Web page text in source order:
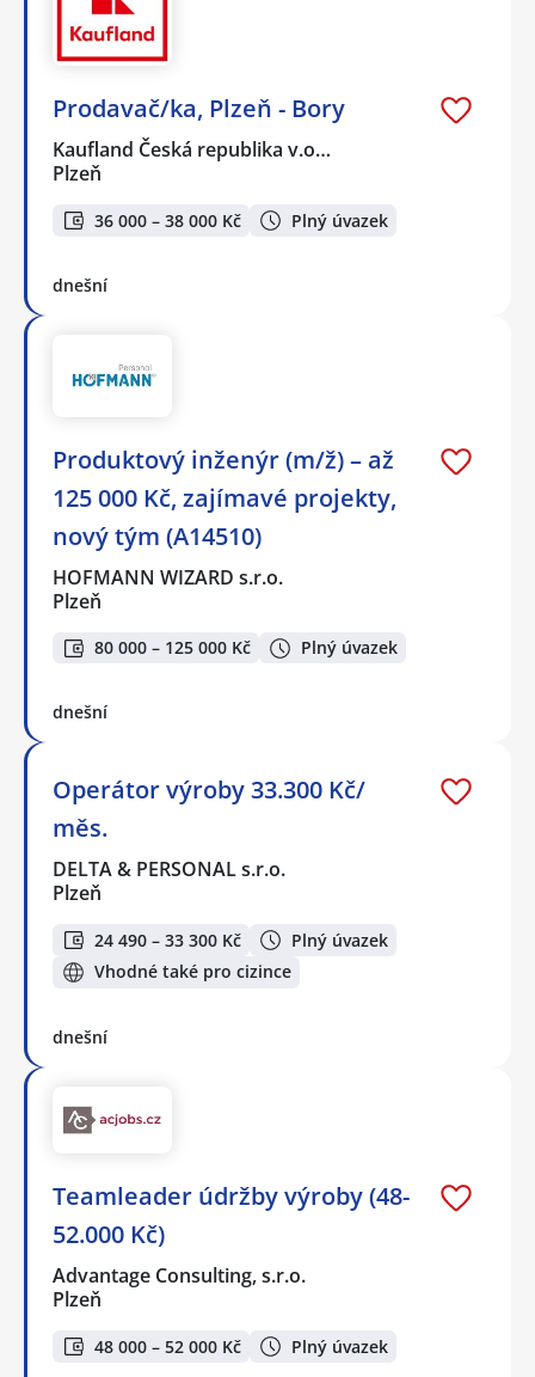
Prodavač/ka, Plzeň - Bory
Kaufland Česká republika v.o…
Plzeň
36 000 – 38 000 Kč Plný úvazek
dnešní
Produktový inženýr (m/ž) – až
125 000 Kč, zajímavé projekty,
nový tým (A14510)
HOFMANN WIZARD s.r.o.
Plzeň
80 000 – 125 000 Kč Plný úvazek
dnešní
Operátor výroby 33.300 Kč/
měs.
DELTA & PERSONAL s.r.o.
Plzeň
24 490 – 33 300 Kč
Plný úvazek
Vhodné také pro cizince
dnešní
Teamleader údržby výroby (48-
52.000 Kč)
Advantage Consulting, s.r.o.
Plzeň
48 000 – 52 000 Kč Plný úvazek